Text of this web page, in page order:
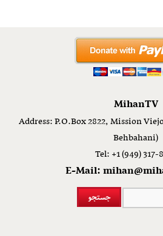
MihanTV
Address: P.O.Box 2822, Mission
Behbahani)
Tel: +1 (949) 317-
E-Mail: